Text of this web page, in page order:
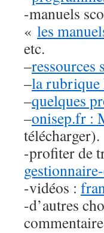
-manuels
« les
etc.
–ressources
–la rubrique
–quelques
–onisep.fr :
télécharger).
-profiter de
-vidéos :
-d’autres